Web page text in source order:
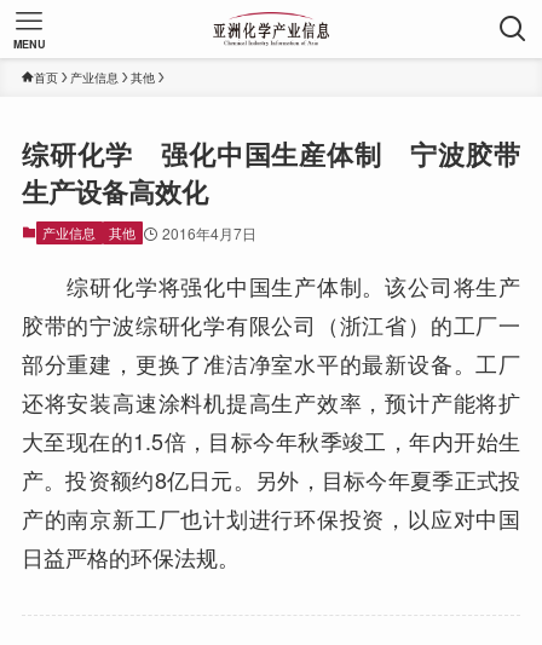
MENU
首页 产业信息 其他
综研化学 强化中国生産体制 宁波胶带
生产设备高效化
产业信息 其他 2016年4月7日
综研化学将强化中国生产体制。该公司将生产
胶带的宁波综研化学有限公司（浙江省）的工厂一
部分重建，更换了准洁净室水平的最新设备。工厂
还将安装高速涂料机提高生产效率，预计产能将扩
大至现在的1.5倍，目标今年秋季竣工，年内开始生
产。投资额约8亿日元。另外，目标今年夏季正式投
产的南京新工厂也计划进行环保投资，以应对中国
日益严格的环保法规。